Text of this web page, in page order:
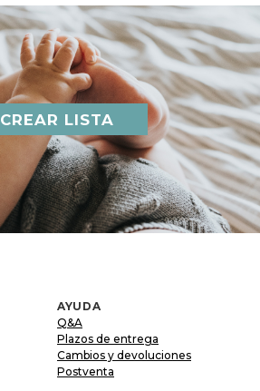
CREAR LISTA
AYUDA
Q&A
Plazos de entrega
Cambios y devoluciones
Postventa